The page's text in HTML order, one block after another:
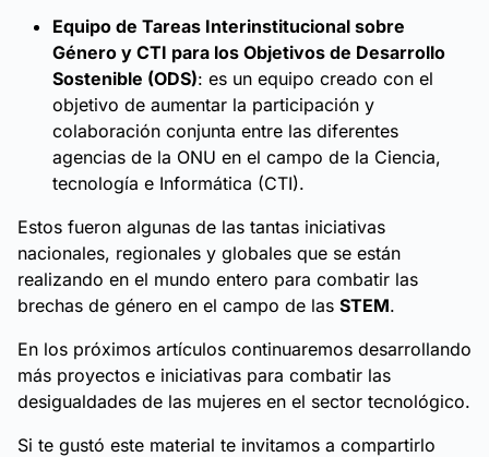
Equipo de Tareas Interinstitucional sobre
Género y CTI para los Objetivos de Desarrollo
Sostenible (ODS): es un equipo creado con el
objetivo de aumentar la participación y
colaboración conjunta entre las diferentes
agencias de la ONU en el campo de la Ciencia,
tecnología e Informática (CTI).
Estos fueron algunas de las tantas iniciativas
nacionales, regionales y globales que se están
realizando en el mundo entero para combatir las
brechas de género en el campo de las STEM.
En los próximos artículos continuaremos desarrollando
más proyectos e iniciativas para combatir las
desigualdades de las mujeres en el sector tecnológico.
Si te gustó este material te invitamos a compartirlo